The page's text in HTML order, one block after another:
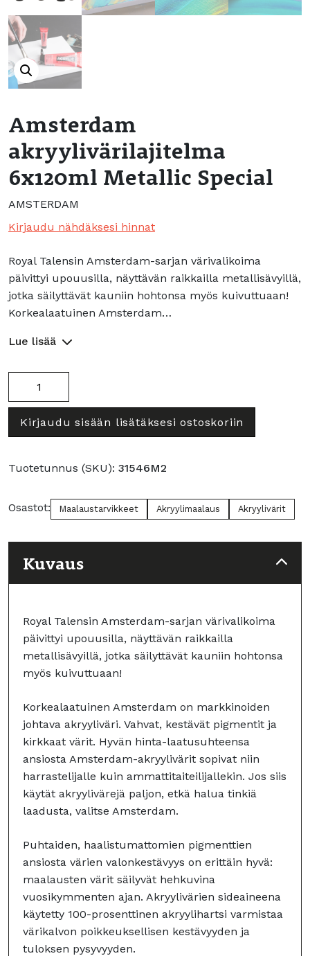
Amsterdam
akryylivärilajitelma
6x120ml Metallic Special
AMSTERDAM
Kirjaudu nähdäksesi hinnat
Royal Talensin Amsterdam-sarjan värivalikoima
päivittyi upouusilla, näyttävän raikkailla metallisävyillä,
jotka säilyttävät kauniin hohtonsa myös kuivuttuaan!
Korkealaatuinen Amsterdam…
Lue lisää
Metallic
määrä
Kirjaudu sisään lisätäksesi ostoskoriin
Tuotetunnus (SKU): 31546M2
Osastot: Maalaustarvikkeet Akryylimaalaus Akryylivärit
Kuvaus
Royal Talensin Amsterdam-sarjan värivalikoima
päivittyi upouusilla, näyttävän raikkailla
metallisävyillä, jotka säilyttävät kauniin hohtonsa
myös kuivuttuaan!
Korkealaatuinen Amsterdam on markkinoiden
johtava akryyliväri. Vahvat, kestävät pigmentit ja
kirkkaat värit. Hyvän hinta-laatusuhteensa
ansiosta Amsterdam-akryylivärit sopivat niin
harrastelijalle kuin ammattitaiteilijallekin. Jos siis
käytät akryylivärejä paljon, etkä halua tinkiä
laadusta, valitse Amsterdam.
Puhtaiden, haalistumattomien pigmenttien
ansiosta värien valonkestävyys on erittäin hyvä:
maalausten värit säilyvät hehkuvina
vuosikymmenten ajan. Akryylivärien sideaineena
käytetty 100-prosenttinen akryylihartsi varmistaa
värikalvon poikkeuksellisen kestävyyden ja
tuloksen pysyvyyden.